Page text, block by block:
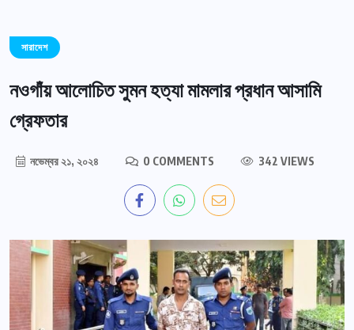
সারাদেশ
নওগাঁয় আলোচিত সুমন হত্যা মামলার প্রধান আসামি
গ্রেফতার
নভেম্বর ২১, ২০২৪ 0 COMMENTS 342 VIEWS